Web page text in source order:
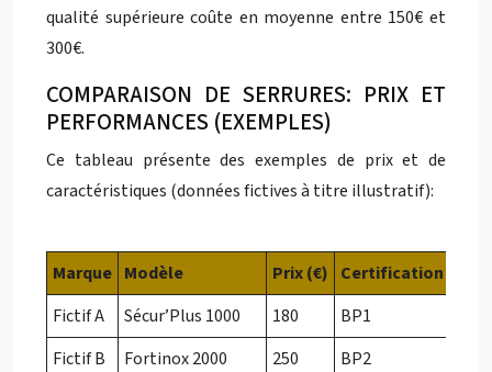
qualité supérieure coûte en moyenne entre 150€ et
300€.
COMPARAISON DE SERRURES: PRIX ET
PERFORMANCES (EXEMPLES)
Ce tableau présente des exemples de prix et de
caractéristiques (données fictives à titre illustratif):
Marque Modèle Prix (€) Certification A2P
Fictif A
Sécur’Plus 1000 180 BP1
Fictif B
Fortinox 2000 250 BP2